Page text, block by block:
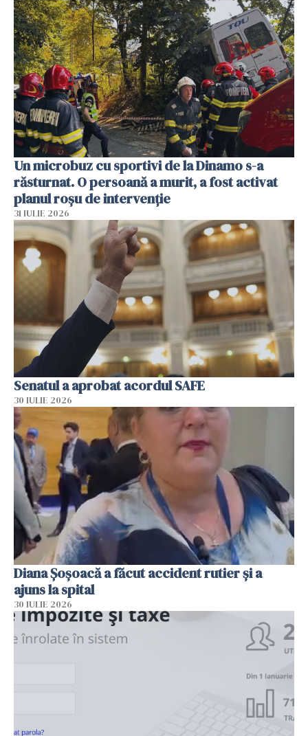
Un microbuz cu sportivi de la Dinamo s-a
răsturnat. O persoană a murit, a fost activat
planul roșu de intervenție
31 IULIE 2026
Senatul a aprobat acordul SAFE
30 IULIE 2026
Diana Șoșoacă a făcut accident rutier și a
ajuns la spital
30 IULIE 2026